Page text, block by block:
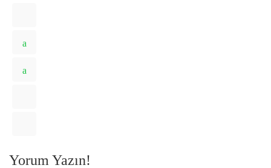
Yorum Yazın!